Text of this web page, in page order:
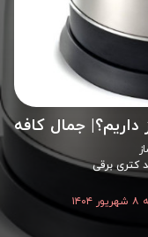
جمال کافه
کتری برقی